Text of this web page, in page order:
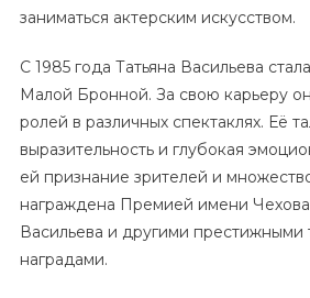
Факты
Достижения
заниматься актерским искусством.
С 1985 года Татьяна Васильева
Малой Бронной. За свою карьеру
ролей в различных спектаклях. Её
выразительность и глубокая
ей признание зрителей и
награждена Премией имени
Васильева и другими престижными
наградами.